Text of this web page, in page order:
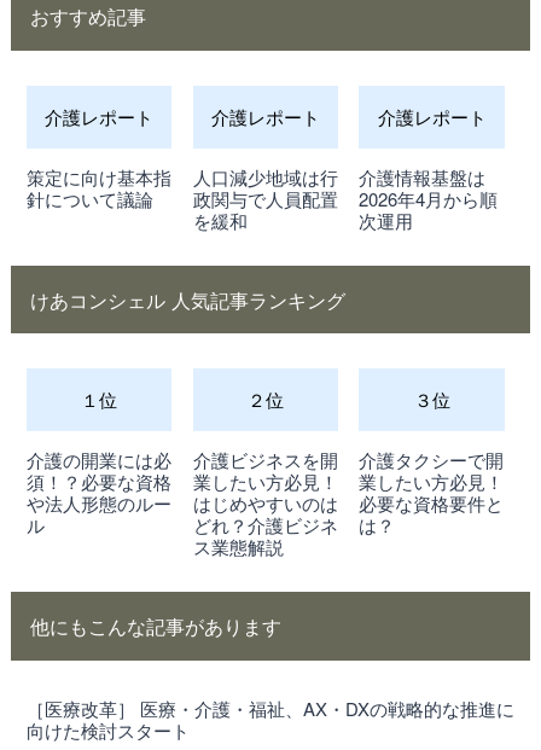
おすすめ記事
介護レポート
策定に向け基本指
針について議論
介護レポート
人口減少地域は行
政関与で人員配置
を緩和
介護レポート
介護情報基盤は
2026年4月から順
次運用
けあコンシェル 人気記事ランキング
１位
介護の開業には必
須！？必要な資格
や法人形態のルー
ル
２位
介護ビジネスを開
業したい方必見！
はじめやすいのは
どれ？介護ビジネ
ス業態解説
３位
介護タクシーで開
業したい方必見！
必要な資格要件と
は？
他にもこんな記事があります
［医療改革］ 医療・介護・福祉、AX・DXの戦略的な推進に
向けた検討スタート